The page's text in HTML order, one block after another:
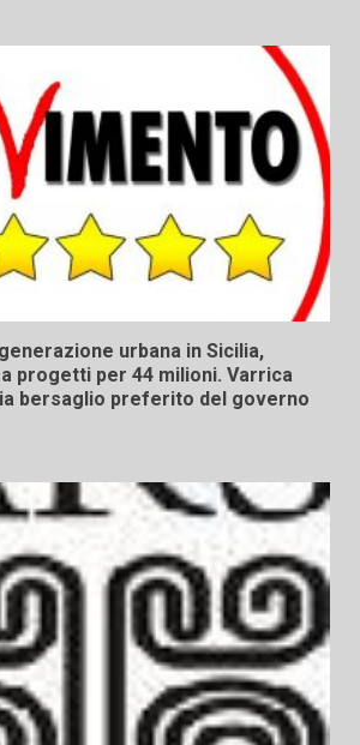
urbana in Sicilia,
progetti per 44 milioni. Varrica
bersaglio preferito del governo